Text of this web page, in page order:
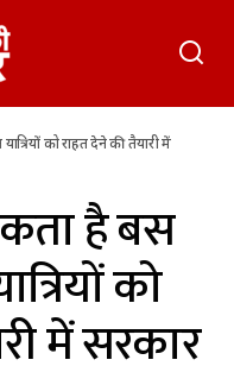
को राहत देने की तैयारी में
है बस
को
में सरकार